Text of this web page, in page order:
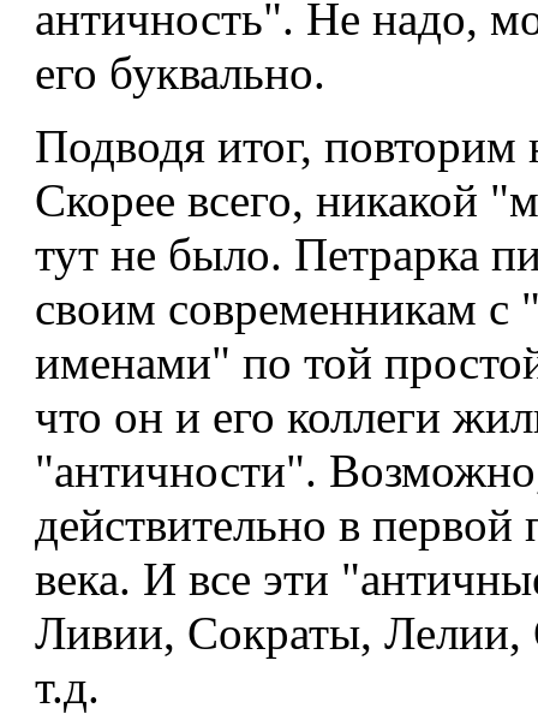
античность". Не надо,
его буквально.
Подводя итог,
Скорее всего, никакой
тут не было. Петрарка
своим современникам с
именами" по той
что он и его коллеги
"античности".
действительно в
века. И все эти
Ливии, Сократы,
т.д.